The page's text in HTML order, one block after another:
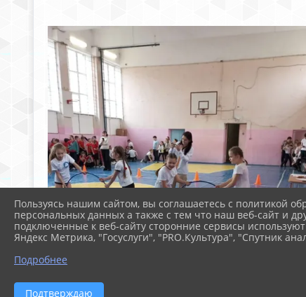
Пользуясь нашим сайтом, вы соглашаетесь с политикой
персональных данных а также с тем что наш веб-сайт и
подключенные к веб-сайту сторонние сервисы используют
Яндекс Метрика, "Госуслуги", "PRO.Культура", "Спутник
Подробнее
Подтверждаю